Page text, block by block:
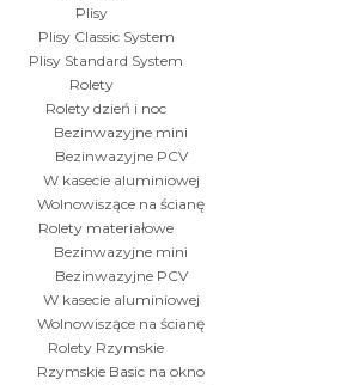
Plisy
Plisy Classic System
Plisy Standard System
Rolety
Rolety dzień i noc
Bezinwazyjne mini
Bezinwazyjne PCV
W kasecie aluminiowej
Wolnowiszące na ścianę
Rolety materiałowe
Bezinwazyjne mini
Bezinwazyjne PCV
W kasecie aluminiowej
Wolnowiszące na ścianę
Rolety Rzymskie
Rzymskie Basic na okno